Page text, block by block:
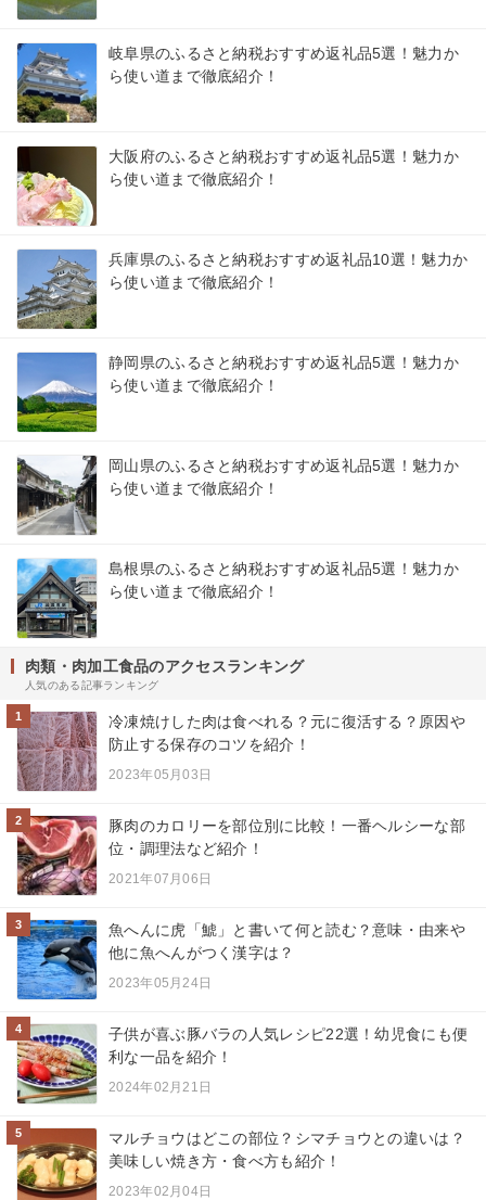
岐阜県のふるさと納税おすすめ返礼品5選！魅力か
ら使い道まで徹底紹介！
大阪府のふるさと納税おすすめ返礼品5選！魅力か
ら使い道まで徹底紹介！
兵庫県のふるさと納税おすすめ返礼品10選！魅力か
ら使い道まで徹底紹介！
静岡県のふるさと納税おすすめ返礼品5選！魅力か
ら使い道まで徹底紹介！
岡山県のふるさと納税おすすめ返礼品5選！魅力か
ら使い道まで徹底紹介！
島根県のふるさと納税おすすめ返礼品5選！魅力か
ら使い道まで徹底紹介！
肉類・肉加工食品のアクセスランキング
人気のある記事ランキング
1
冷凍焼けした肉は食べれる？元に復活する？原因や
防止する保存のコツを紹介！
2023年05月03日
2
豚肉のカロリーを部位別に比較！一番ヘルシーな部
位・調理法など紹介！
2021年07月06日
3
魚へんに虎「鯱」と書いて何と読む？意味・由来や
他に魚へんがつく漢字は？
2023年05月24日
4
子供が喜ぶ豚バラの人気レシピ22選！幼児食にも便
利な一品を紹介！
2024年02月21日
5
マルチョウはどこの部位？シマチョウとの違いは？
美味しい焼き方・食べ方も紹介！
2023年02月04日